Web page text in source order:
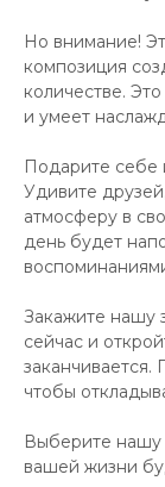
Но внимание!
композиция
количестве.
и умеет
Подарите себе
Удивите
атмосферу в
день будет
Закажите нашу
сейчас и
чтобы
Выберите нашу
вашей жизни